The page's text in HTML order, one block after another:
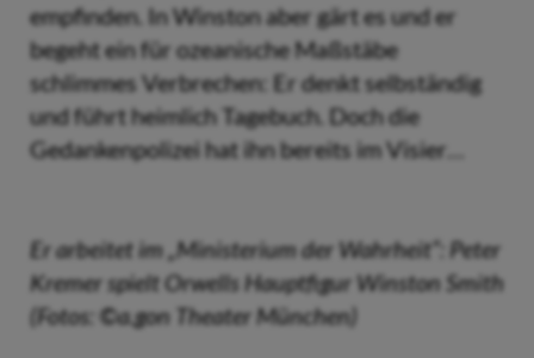
empfinden. In Winston aber gärt es und er
begeht ein für ozeanische Maßstäbe
schlimmes Verbrechen: Er denkt selbständig
und führt heimlich Tagebuch. Doch die
Gedankenpolizei hat ihn bereits im Visier…
Er arbeitet im „Ministerium der Wahrheit“: Peter
Kremer spielt Orwells Hauptfigur Winston Smith
(Fotos: ©a.gon Theater München)